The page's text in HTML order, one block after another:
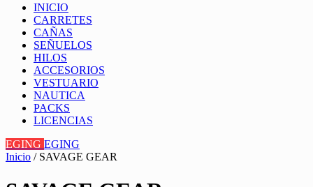
INICIO
CARRETES
CAÑAS
SEÑUELOS
HILOS
ACCESORIOS
VESTUARIO
NAUTICA
PACKS
LICENCIAS
EGING EGING
Inicio / SAVAGE GEAR